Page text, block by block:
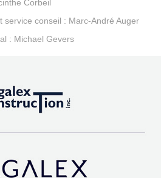
Corbeil
service conseil : Marc-André Auger
: Michael Gevers